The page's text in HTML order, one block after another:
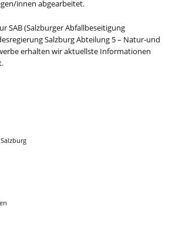
innen abgearbeitet.
SAB (Salzburger Abfallbeseitigung
Salzburg Abteilung 5 – Natur-und
erhalten wir aktuellste Informationen